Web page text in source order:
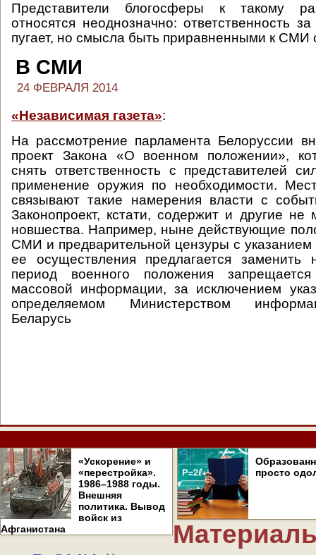
Представители блогосферы к такому
относятся неоднозначно: ответственность
пугает, но смысла быть приравненными к СМИ
В СМИ
24 ФЕВРАЛЯ 2014
«Независимая газета»:
На рассмотрение парламента Белоруссии
проект Закона «О военном положении»,
снять ответственность с представителей
применение оружия по необходимости.
связывают такие намерения власти с
Законопроект, кстати, содержит и другие
новшества. Например, ныне действующие
СМИ и предварительной цензуры с указанием
ее осуществления предлагается заменить
период военного положения
массовой информации, за исключением
определяемом Министерством
Беларусь
«Ускорение» и
«перестройка».
1986–1988 годы.
Внешняя
политика. Вывод
войск из
Афганистана
просто